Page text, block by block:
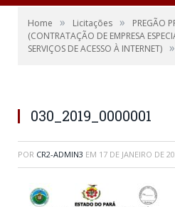
Home » Licitações »
PREGÃO
(CONTRATAÇÃO DE EMPRESA
SERVIÇOS DE ACESSO À INTERNET) »
030_2019_0000001
POR CR2-ADMIN3 EM 17 DE JANEIRO DE